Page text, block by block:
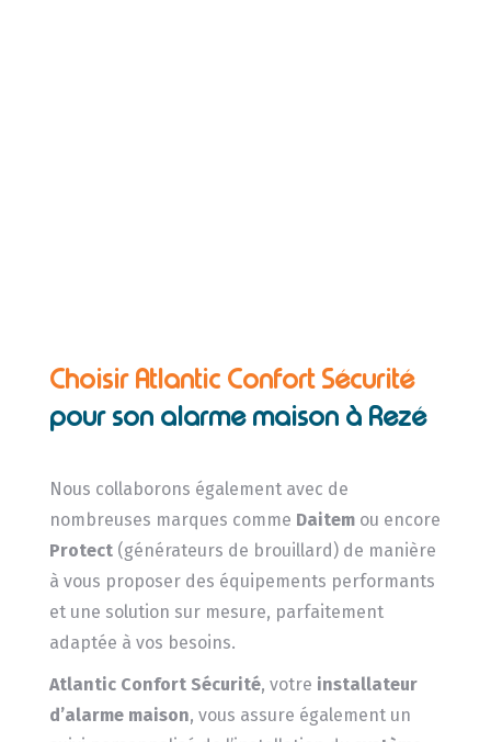
Choisir Atlantic Confort Sécurité
pour son alarme maison à Rezé
Nous collaborons également avec de
nombreuses marques comme Daitemou encore
Protect (générateurs de brouillard) de manière
à vous proposer des équipements performants
et une solution sur mesure, parfaitement
adaptée à vos besoins.
Atlantic Confort Sécurité, votre installateur
d’alarme maison, vous assure également un